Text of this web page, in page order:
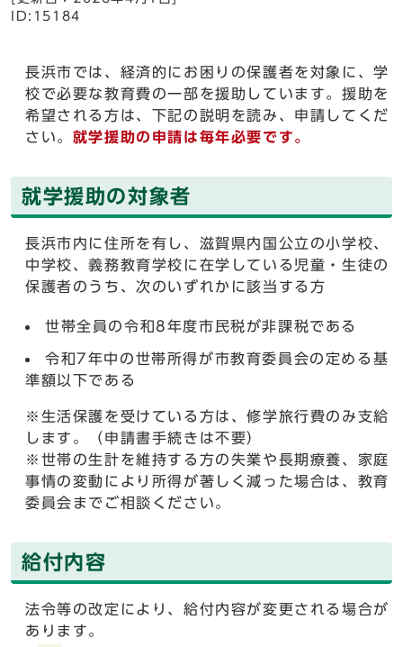
ID:15184
長浜市では、経済的にお困りの保護者を対象に、学
校で必要な教育費の一部を援助しています。援助を
希望される方は、下記の説明を読み、申請してくだ
さい。 就学援助の申請は毎年必要です。
就学援助の対象者
長浜市内に住所を有し、滋賀県内国公立の小学校、
中学校、義務教育学校に在学している児童・生徒の
保護者のうち、次のいずれかに該当する方
世帯全員の令和8年度市民税が非課税である
令和7年中の世帯所得が市教育委員会の定める基
準額以下である
※生活保護を受けている方は、修学旅行費のみ支給
します。（申請書手続きは不要）
※世帯の生計を維持する方の失業や長期療養、家庭
事情の変動により所得が著しく減った場合は、教育
委員会までご相談ください。
給付内容
法令等の改定により、給付内容が変更される場合が
あります。